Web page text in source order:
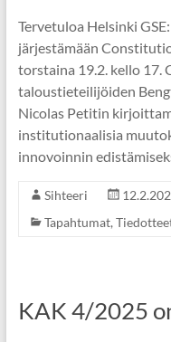
Tervetuloa Helsinki
järjestämään
torstaina 19.2. kello
taloustieteilijöiden
Nicolas Petitin
institutionaalisia
innovoinnin
Sihteeri
Tapahtumat,
KAK 4/2025